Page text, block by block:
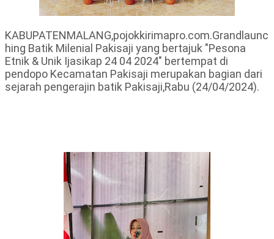
KABUPATENMALANG,pojokkirimapro.com.Grandlaunc
hing Batik Milenial Pakisaji yang bertajuk "Pesona
Etnik & Unik Ijasikap 24 04 2024" bertempat di
pendopo Kecamatan Pakisaji merupakan bagian dari
sejarah pengerajin batik Pakisaji,Rabu (24/04/2024).